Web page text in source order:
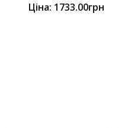
Ціна: 1733.00грн